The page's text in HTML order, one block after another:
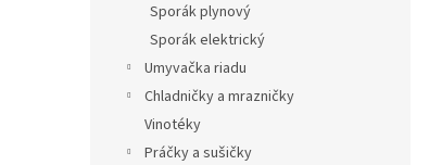
Sporák plynový
Sporák elektrický
Umyvačka riadu
Chladničky a mrazničky
Vinotéky
Práčky a sušičky